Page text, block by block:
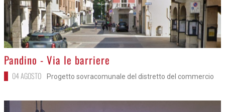
>
Pandino - Via le barriere
04 AGOSTO Progetto sovracomunale del distretto del commercio